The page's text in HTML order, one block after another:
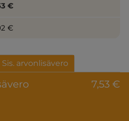
7,53 €
€
€
Sis. arvonlisävero